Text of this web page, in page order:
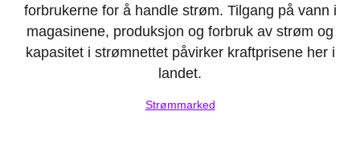
forbrukerne for å handle strøm. Tilgang på vann i
magasinene, produksjon og forbruk av strøm og
kapasitet i strømnettet påvirker kraftprisene her i
landet.
Strømmarked